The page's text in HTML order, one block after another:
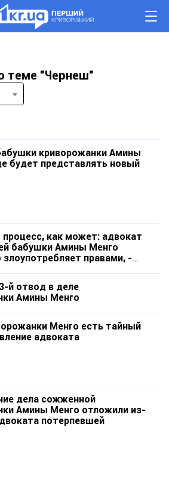
теме "Чернеш"
криворожанки Амины
будет представлять новый
процесс, как может: адвокат
бабушки Амины Менго
правами, -
й отвод в деле
Амины Менго
Менго есть тайный
адвоката
дела сожженной
Амины Менго отложили из-
потерпевшей